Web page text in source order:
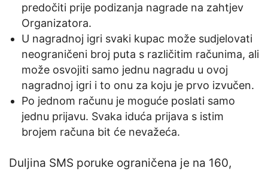
predočiti prije podizanja nagrade na zahtjev
Organizatora.
U nagradnoj igri svaki kupac može sudjelovati
neograničeni broj puta s različitim računima, ali
može osvojiti samo jednu nagradu u ovoj
nagradnoj igri i to onu za koju je prvo izvučen.
Po jednom računu je moguće poslati samo
jednu prijavu. Svaka iduća prijava s istim
brojem računa bit će nevažeća.
Duljina SMS poruke ograničena je na 160,